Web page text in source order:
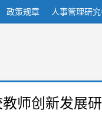
政策规章 人事管理研
师创新发展